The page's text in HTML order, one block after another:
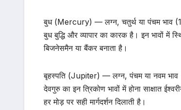
​बुध (Mercury) — लग्न, चतुर्थ या पंचम भाव
बुध बुद्धि और व्यापार का कारक है। इन भावों
बिजनेसमैन या बैंकर बनाता है।
​बृहस्पति (Jupiter) — लग्न, पंचम या नवम
देवगुरु का इन त्रिकोण भावों में होना साक्षात
हर मोड़ पर सही मार्गदर्शन दिलाती है।